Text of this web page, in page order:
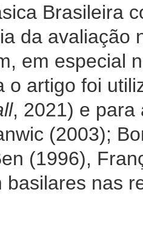
Brasileira
da avaliação
em especial
o artigo foi
, 2021) e para
(2003);
(1996),
basilares nas